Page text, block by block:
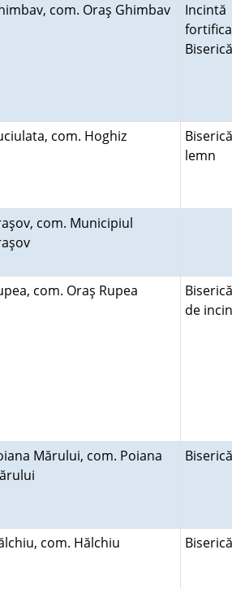
com. Oraş Ghimbav
Incintă
Biserică
com. Hoghiz
lemn
com. Municipiul
com. Oraş Rupea
de
Mărului, com. Poiana
Biserică
com. Hălchiu Biserică